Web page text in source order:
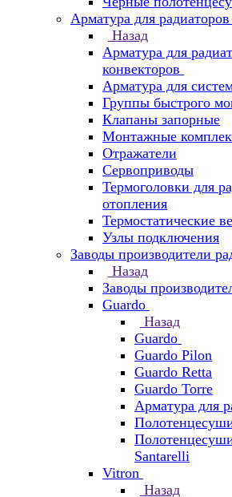
Арматура для
Назад
Арматура для
конвекторов
Арматура для
Группы быстрого
Клапаны запорные
Монтажные
Отражатели
Сервоприводы
Термоголовки для
отопления
Термостатические
Узлы подключения
Заводы производители
Назад
Заводы
Guardo
Назад
Guardo
Guardo Pilon
Guardo Retta
Guardo Torre
Арматура для
Santarelli
Vitron
Назад